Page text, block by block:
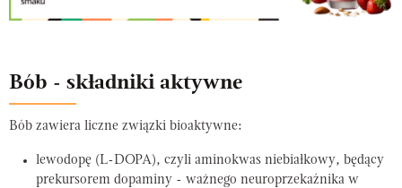
Bób - składniki aktywne
Bób zawiera liczne związki bioaktywne:
lewodopę (L-DOPA), czyli aminokwas niebiałkowy, będący
prekursorem dopaminy - ważnego neuroprzekaźnika w